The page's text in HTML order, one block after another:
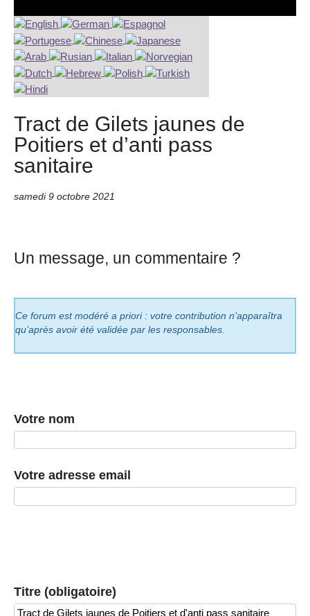
Tract de Gilets jaunes de
Poitiers et d’anti pass
sanitaire
samedi 9 octobre 2021
Un message, un commentaire ?
Ce forum est modéré a priori : votre contribution n’apparaîtra
qu’après avoir été validée par les responsables.
Votre nom
Votre adresse email
Titre (obligatoire)